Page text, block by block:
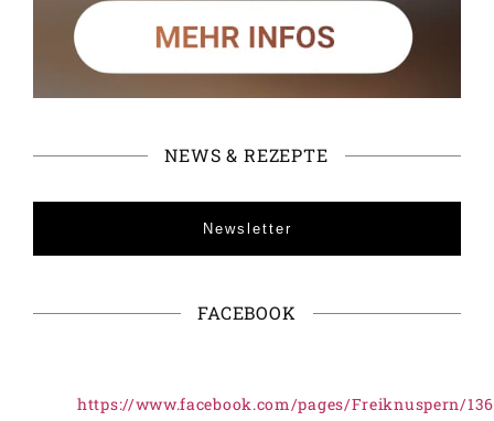
NEWS & REZEPTE
Newsletter
FACEBOOK
https://www.facebook.com/pages/Freiknuspern/